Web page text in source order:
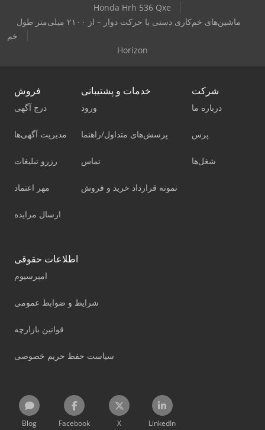
Honda Hrh 536 Qxe
ماشین‌های خم‌کاری دستی با حرکت دوار – از ۲۱۰۰ میلی‌متر طول
خم
Horizon
فروش
درج آگهی
مدیریت آگهی‌ها
رزرو تبلیغات
مهر اعتماد
ارسال مزایده
خدمات و پشتیبانی
ورود
پرسش‌های متداول/راهنما
تماس
نمونه قرارداد خرید و فروش
شرکت
درباره ما
پرس
شغل‌ها
اطلاعات حقوقی
امپرسیوم
شرایط و ضوابط عمومی
قوانین بازارچه
سیاست حفظ حریم خصوصی
Blog Facebook X LinkedIn